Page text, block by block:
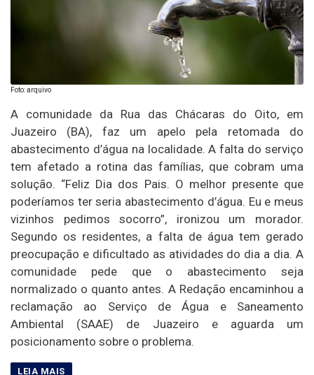
Foto: arquivo
A comunidade da Rua das Chácaras do Oito, em
Juazeiro (BA), faz um apelo pela retomada do
abastecimento d’água na localidade. A falta do serviço
tem afetado a rotina das famílias, que cobram uma
solução. “Feliz Dia dos Pais. O melhor presente que
poderíamos ter seria abastecimento d’água. Eu e meus
vizinhos pedimos socorro”, ironizou um morador.
Segundo os residentes, a falta de água tem gerado
preocupação e dificultado as atividades do dia a dia. A
comunidade pede que o abastecimento seja
normalizado o quanto antes. A Redação encaminhou a
reclamação ao Serviço de Água e Saneamento
Ambiental (SAAE) de Juazeiro e aguarda um
posicionamento sobre o problema.